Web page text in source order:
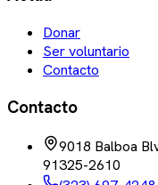
Donar
Ser voluntario
Contacto
Contacto
9018 Balboa
91325-2610